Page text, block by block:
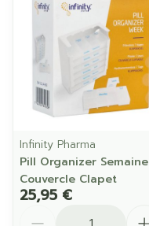
Infinity Pharma
Pill Organizer Semaine
Couvercle Clapet
25,95 €